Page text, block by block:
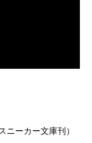
ニーカー文庫刊）